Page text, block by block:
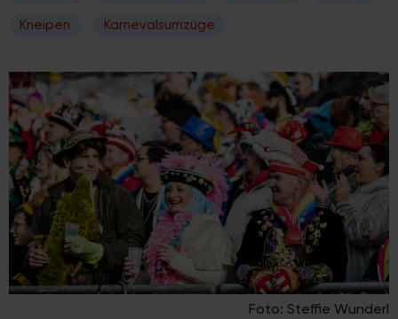
Kneipen Karnevalsumzüge
Foto: Steffie Wunderl